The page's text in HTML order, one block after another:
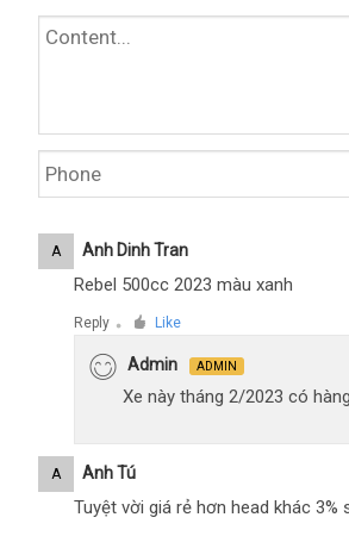
A Anh Dinh Tran
Rebel 500cc 2023 màu xanh
Reply ● Like
Admin ADMIN
Xe này tháng 2/2023 có
A Anh Tú
Tuyệt vời giá rẻ hơn head khác